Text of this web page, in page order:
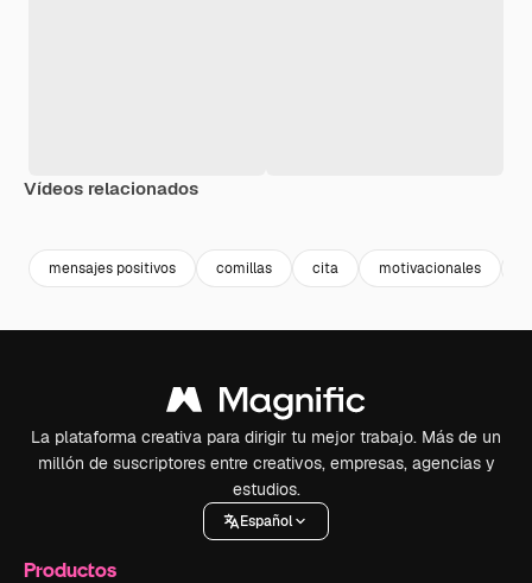
Vídeos relacionados
mensajes positivos comillas cita motivacionales
La plataforma creativa para dirigir tu mejor trabajo. Más de un
millón de suscriptores entre creativos, empresas, agencias y
estudios.
Español
Productos